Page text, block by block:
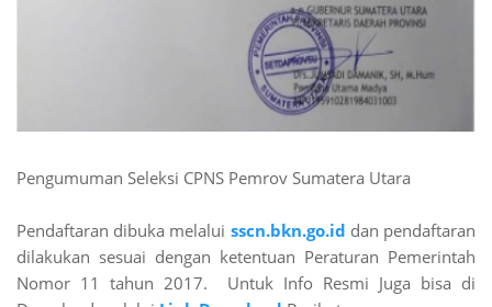
Pengumuman Seleksi CPNS Pemrov Sumatera Utara
Pendaftaran dibuka melalui sscn.bkn.go.id dan pendaftaran
dilakukan sesuai dengan ketentuan Peraturan Pemerintah
Nomor 11 tahun 2017. Untuk Info Resmi Juga bisa di